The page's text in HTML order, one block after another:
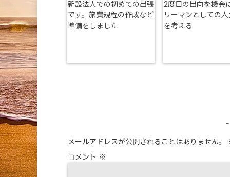
新設法人での初めての出張
です。旅費規程の作成など
準備をしました
2度目の出向を機会
リーマンとしての
を考える
メールアドレスが公開されることはありません。
コメント ※